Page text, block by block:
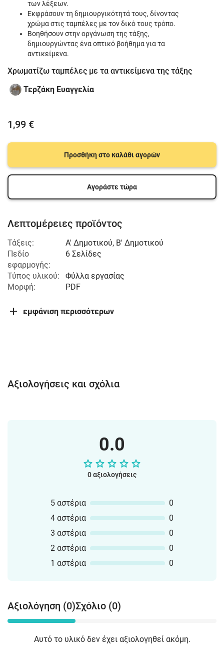
των λέξεων.
Εκφράσουν τη δημιουργικότητά τους, δίνοντας
χρώμα στις ταμπέλες με τον δικό τους τρόπο.
Βοηθήσουν στην οργάνωση της τάξης,
δημιουργώντας ένα οπτικό βοήθημα για τα
αντικείμενα.
Χρωματίζω ταμπέλες με τα αντικείμενα της τάξης
Τερζάκη Ευαγγελία
1,99 €
Προσθήκη στο καλάθι αγορών
Αγοράστε τώρα
Λεπτομέρειες προϊόντος
Τάξεις: Α' Δημοτικού, Β' Δημοτικού
Πεδίο
εφαρμογής:
6 Σελίδες
Τύπος υλικού:
Φύλλα εργασίας
Μορφή:
PDF
εμφάνιση περισσότερων
Αξιολογήσεις και σχόλια
0.0
0 αξιολογήσεις
5 αστέρια
0
4 αστέρια
0
3 αστέρια
0
2 αστέρια
0
1 αστέρια
0
Αξιολόγηση (0)Σχόλιο (0)
Αυτό το υλικό δεν έχει αξιολογηθεί ακόμη.